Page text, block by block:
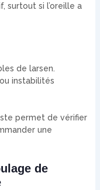
surtout si l’oreille a
de larsen.
instabilités
permet de vérifier
une
de